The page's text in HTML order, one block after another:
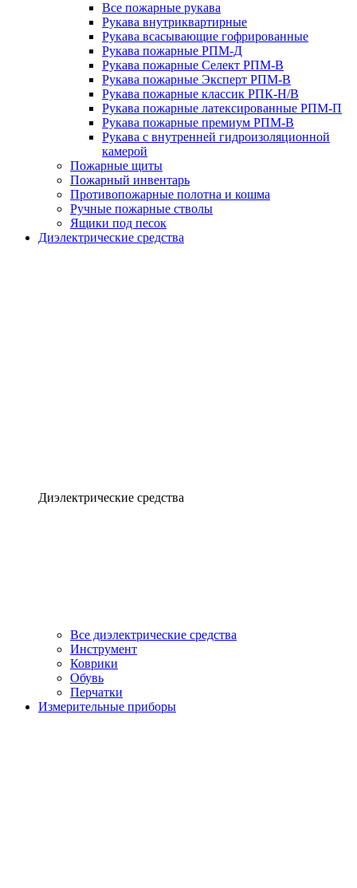
Все пожарные рукава
Рукава внутриквартирные
Рукава всасывающие гофрированные
Рукава пожарные РПМ-Д
Рукава пожарные Селект РПМ-В
Рукава пожарные Эксперт РПМ-В
Рукава пожарные классик РПК-Н/В
Рукава пожарные латексированные РПМ-П
Рукава пожарные премиум РПМ-В
Рукава с внутренней гидроизоляционной
камерой
Пожарные щиты
Пожарный инвентарь
Противопожарные полотна и кошма
Ручные пожарные стволы
Ящики под песок
Диэлектрические средства
Диэлектрические средства
Все диэлектрические средства
Инструмент
Коврики
Обувь
Перчатки
Измерительные приборы